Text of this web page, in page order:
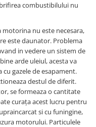
combustibilului nu
motorina nu este necesara,
este daunator. Problema
in vedere un sistem de
arde uleiul, acesta va
gazele de esapament.
destul de diferit.
se formeaza o cantitate
curața acest lucru pentru
si cu funingine,
motorului. Particulele